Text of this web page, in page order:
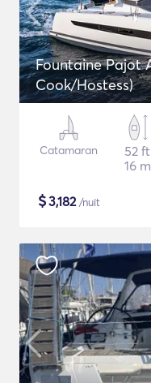
Fountaine Pajot
Cook/Hostess)
Catamaran
52 ft
16 m
$3,182/nuit